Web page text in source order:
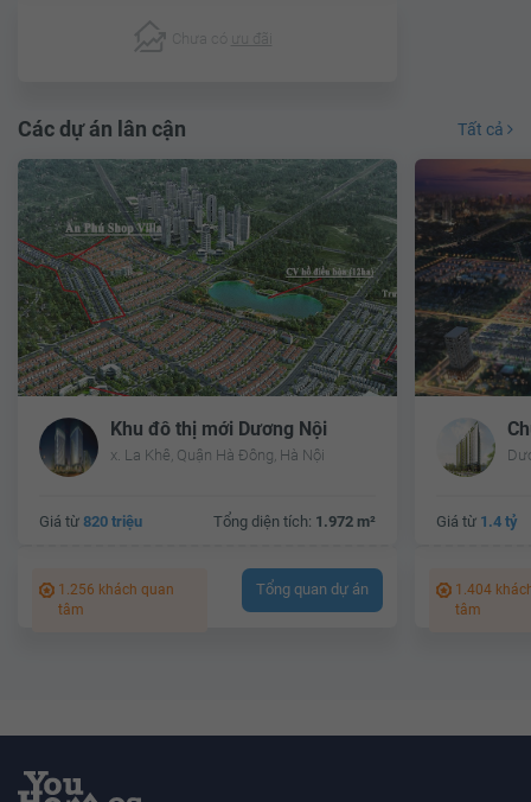
Chưa có ưu đãi
Các dự án lân cận Tất cả
Khu đô thị mới Dương Nội
x. La Khê, Quận Hà Đông, Hà Nội
Giá từ 820 triệu Tổng diện tích: 1.972 m²
1.256 khách quan
tâm
Tổng quan dự án
Giá từ 1.4 tỷ
1.404
tâm